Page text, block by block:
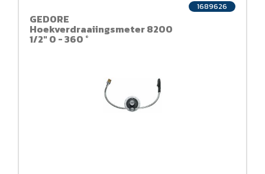
GEDORE
Hoekverdraaiingsmeter 8200
1/2" 0 - 360 °
1689626